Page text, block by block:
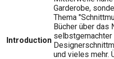
Introduction
Garderobe,
Thema
Bücher über das
selbstgemachter
und vieles mehr.